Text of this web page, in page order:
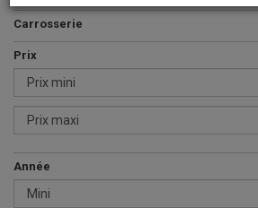
Carrosserie
Prix
Année